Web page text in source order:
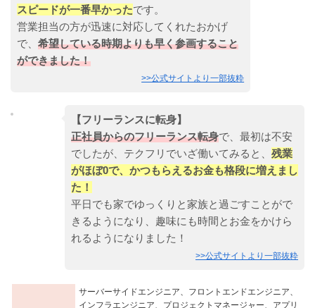
スピードが一番早かったです。
営業担当の方が迅速に対応してくれたおかげ
で、 希望している時期よりも早く参画すること
ができました！
>>公式サイトより一部抜粋
【フリーランスに転身】
正社員からのフリーランス転身で、最初は不安
でしたが、テクフリでいざ働いてみると、 残業
がほぼ0で、かつもらえるお金も格段に増えまし
た！
平日でも家でゆっくりと家族と過ごすことがで
きるようになり、趣味にも時間とお金をかけら
れるようになりました！
>>公式サイトより一部抜粋
サーバーサイドエンジニア、フロントエンドエンジニア、
インフラエンジニア、プロジェクトマネージャー、アプリ